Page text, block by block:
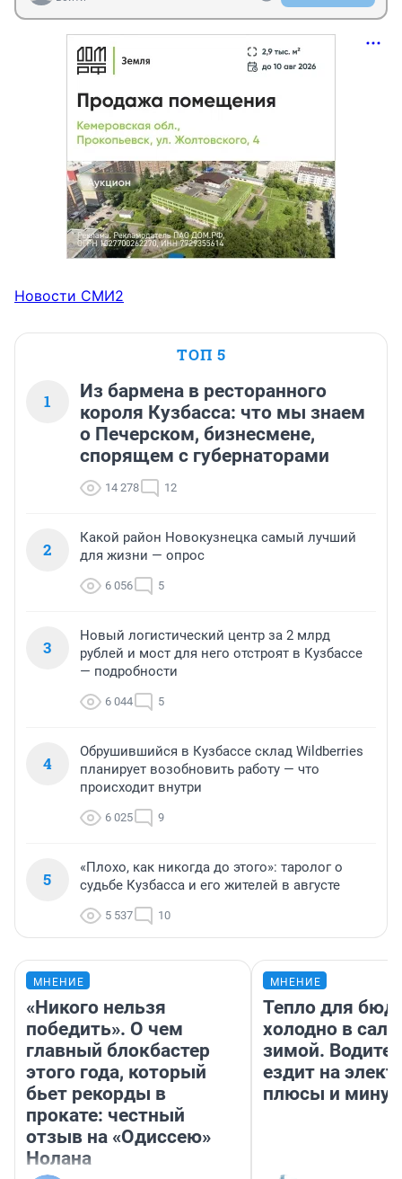
Новости СМИ2
ТОП 5
1
Из бармена в ресторанного
короля Кузбасса: что мы знаем
о Печерском, бизнесмене,
спорящем с губернаторами
14 278 12
2
Какой район Новокузнецка самый лучший
для жизни — опрос
6 056 5
3
Новый логистический центр за 2 млрд
рублей и мост для него отстроят в Кузбассе
— подробности
6 044 5
4
Обрушившийся в Кузбассе склад Wildberries
планирует возобновить работу — что
происходит внутри
6 025 9
5
«Плохо, как никогда до этого»: таролог о
судьбе Кузбасса и его жителей в августе
5 537 10
МНЕНИЕ
«Никого нельзя
победить». О чем
главный блокбастер
этого года, который
бьет рекорды в
прокате: честный
отзыв на «Одиссею»
Нолана
МНЕНИЕ
Тепло для
холодно в
зимой.
ездит на
плюсы и